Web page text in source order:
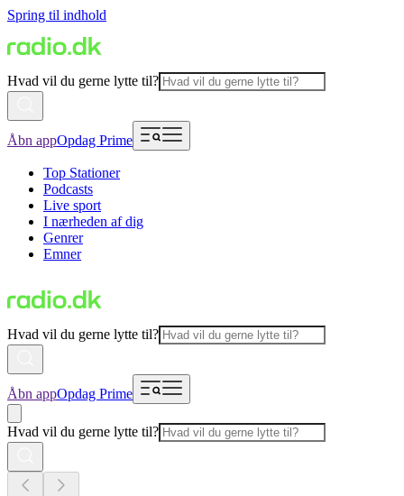
Spring til indhold
Hvad vil du gerne lytte til?
Åbn appOpdag Prime
Top Stationer
Podcasts
Live sport
I nærheden af dig
Genrer
Emner
Hvad vil du gerne lytte til?
Åbn appOpdag Prime
Hvad vil du gerne lytte til?